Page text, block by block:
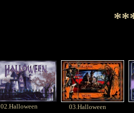
02.Halloween 03.Halloween